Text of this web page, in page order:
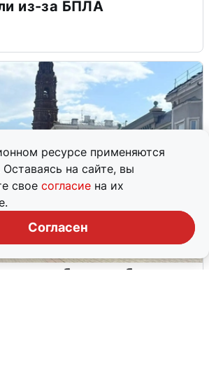
ресурсе применяются
на сайте, вы
свое согласие на их
Согласен
из-за БПЛА
и сбои: что было при